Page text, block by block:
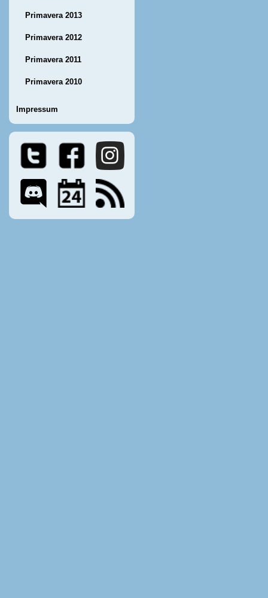
Primavera 2013
Primavera 2012
Primavera 2011
Primavera 2010
Impressum